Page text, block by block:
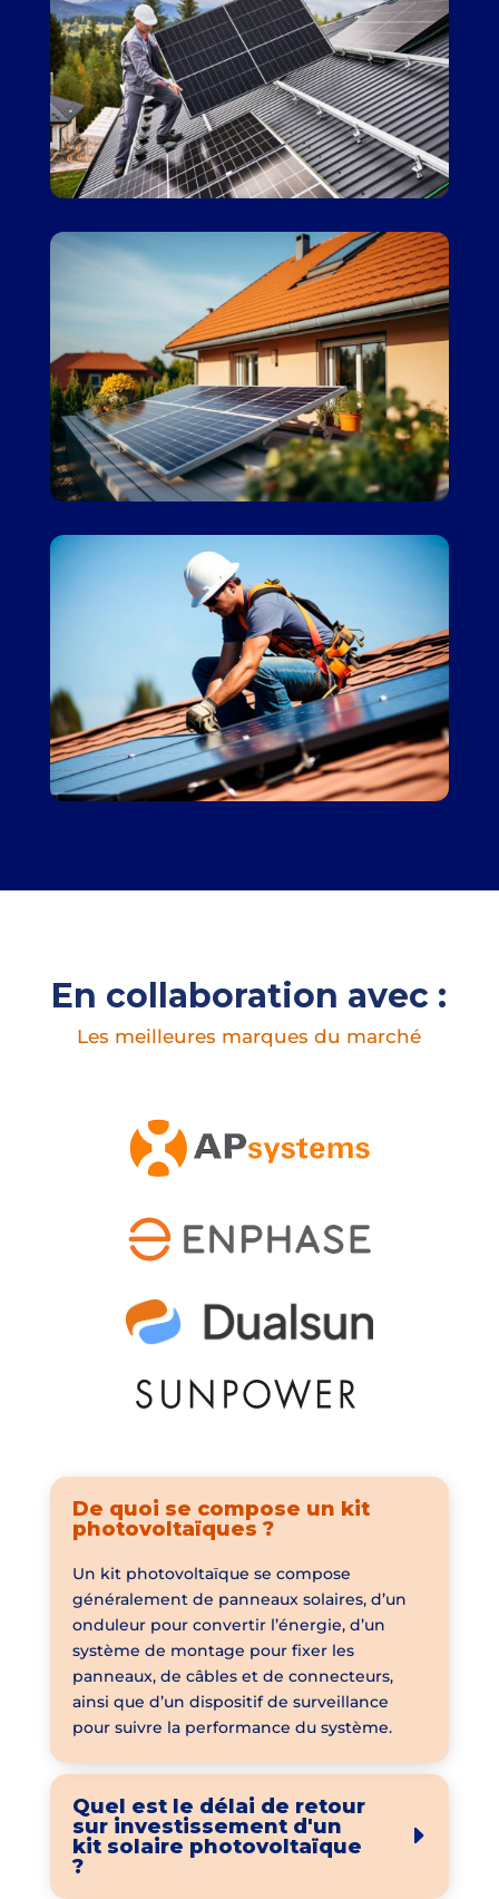
En collaboration avec :
Les meilleures marques du marché
De quoi se compose un kit
photovoltaïques ?
Un kit photovoltaïque se compose
généralement de panneaux solaires, d’un
onduleur pour convertir l’énergie, d’un
système de montage pour fixer les
panneaux, de câbles et de connecteurs,
ainsi que d’un dispositif de surveillance
pour suivre la performance du système.
Quel est le délai de retour
sur investissement d'un
kit solaire photovoltaïque
?